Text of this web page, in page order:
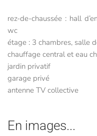
rez-de-chaussée : hall
wc
étage : 3 chambres, salle
chauffage central et eau
jardin privatif
garage privé
antenne TV collective
En images...